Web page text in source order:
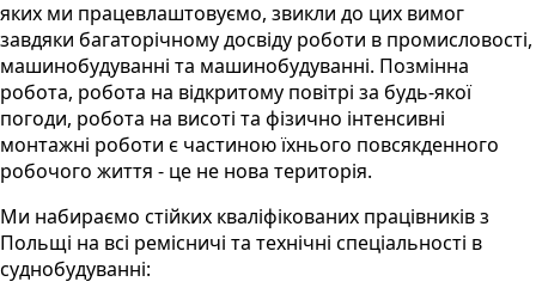
яких ми працевлаштовуємо, звикли до цих вимог
завдяки багаторічному досвіду роботи в промисловості,
машинобудуванні та машинобудуванні. Позмінна
робота, робота на відкритому повітрі за будь-якої
погоди, робота на висоті та фізично інтенсивні
монтажні роботи є частиною їхнього повсякденного
робочого життя - це не нова територія.
Ми набираємо стійких кваліфікованих працівників з
Польщі на всі ремісничі та технічні спеціальності в
суднобудуванні: